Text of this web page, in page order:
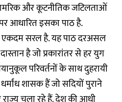
और कूटनीतिक जटिलताओं
आधारित इसका पाठ है.
सरल है. यह पाठ दरअसल
है जो प्रकारांतर से हर युग
परिवर्तनों के साथ दुहरायी
शासक हैं जो सदियों पुराने